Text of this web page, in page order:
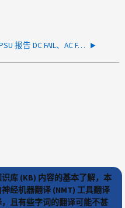
PSU 报告 DC FAIL、AC FAIL、OFF
库 (KB) 内容的基本了解，本
经机器翻译 (NMT) 工具翻译
且有些字词的翻译可能不甚